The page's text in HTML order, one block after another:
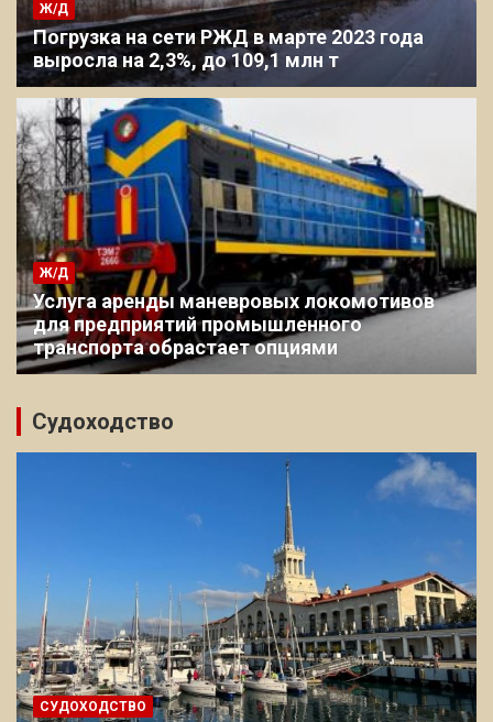
Ж/Д
Погрузка на сети РЖД в марте 2023 года
выросла на 2,3%, до 109,1 млн т
Ж/Д
Услуга аренды маневровых локомотивов
для предприятий промышленного
транспорта обрастает опциями
Судоходство
СУДОХОДСТВО